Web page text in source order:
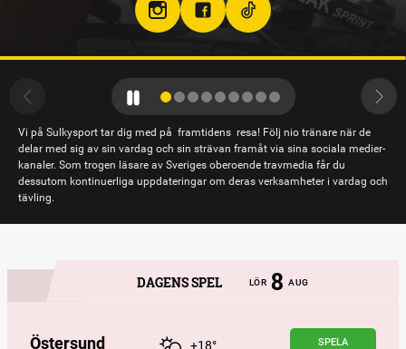
teamjpab
Vi på Sulkysport tar dig med på framtidens resa! Följ nio tränare när de
delar med sig av sin vardag och sin strävan framåt via sina sociala medier-
kanaler. Som trogen läsare av Sveriges oberoende travmedia får du
dessutom kontinuerliga uppdateringar om deras verksamheter i vardag och
tävling.
DAGENS SPEL LÖR 8 AUG
Östersund +18° SPELA